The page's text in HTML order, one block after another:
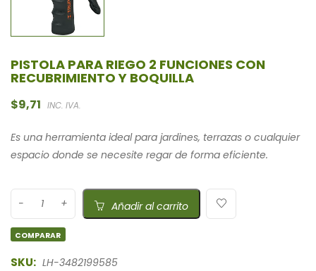
PISTOLA PARA RIEGO 2 FUNCIONES CON
RECUBRIMIENTO Y BOQUILLA
$9,71 INC. IVA.
Es una herramienta ideal para jardines, terrazas o cualquier
espacio donde se necesite regar de forma eficiente.
Añadir al carrito
COMPARAR
SKU: LH-3482199585